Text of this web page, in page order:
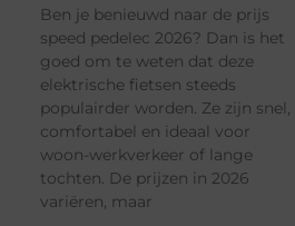
Ben je benieuwd naar de prijs
speed pedelec 2026? Dan is het
goed om te weten dat deze
elektrische fietsen steeds
populairder worden. Ze zijn snel,
comfortabel en ideaal voor
woon-werkverkeer of lange
tochten. De prijzen in 2026
variëren, maar